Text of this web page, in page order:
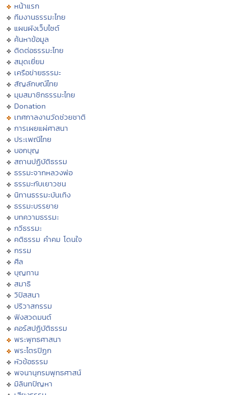
หน้าแรก
ทีมงานธรรมะไทย
แผนผังเว็บไซต์
ค้นหาข้อมูล
ติดต่อธรรมะไทย
สมุดเยี่ยม
เครือข่ายธรรมะ
สัญลักษณ์ไทย
มุมสมาชิกธรรมะไทย
Donation
เทศกาลงานวัดช่วยชาติ
การเผยแผ่ศาสนา
ประเพณีไทย
บอกบุญ
สถานปฏิบัติธรรม
ธรรมะจากหลวงพ่อ
ธรรมะกับเยาวชน
นิทานธรรมะบันเทิง
ธรรมะบรรยาย
บทความธรรมะ
กวีธรรมะ
คติธรรม คำคม โดนใจ
กรรม
ศีล
บุญทาน
สมาธิ
วิปัสสนา
ปริวาสกรรม
ฟังสวดมนต์
คอร์สปฏิบัติธรรม
พระพุทธศาสนา
พระไตรปิฏก
หัวข้อธรรม
พจนานุกรมพุทธศาสน์
มิลินทปัญหา